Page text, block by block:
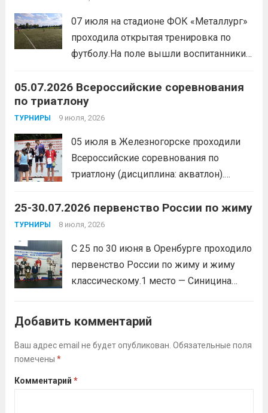
коллектива и пропаганду здорового
образа жизни. По итогам прохождения
всех этапов участники
07 июля на стадионе ФОК «Металлург»
проходила открытая тренировка по
футболу.На поле вышли воспитанники
Участники отработали технику владения
мячом и сыграли несколько коротких
товарищеских матчей.
05.07.2026 Всероссийские соревнования
по триатлону
ТУРНИРЫ 9 июля, 2026
05 июля в Железногорске проходили
Всероссийские соревнования по
триатлону (дисциплина: акватлон).
Макарова, Серов Станислав, занял 1
место. Подготовила спортсмена тренер-
Викторовна.Читать дальше
25-30.07.2026 первенство России по жиму
ТУРНИРЫ 8 июля, 2026
С 25 по 30 июня в Оренбурге проходило
первенство России по жиму и жиму
классическому.1 место — Синицина
(тренер Задорина Я.С.)
Добавить комментарий
Ваш адрес email не будет опубликован. Обязательные поля
помечены *
Комментарий *